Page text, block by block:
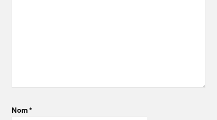
Nom*